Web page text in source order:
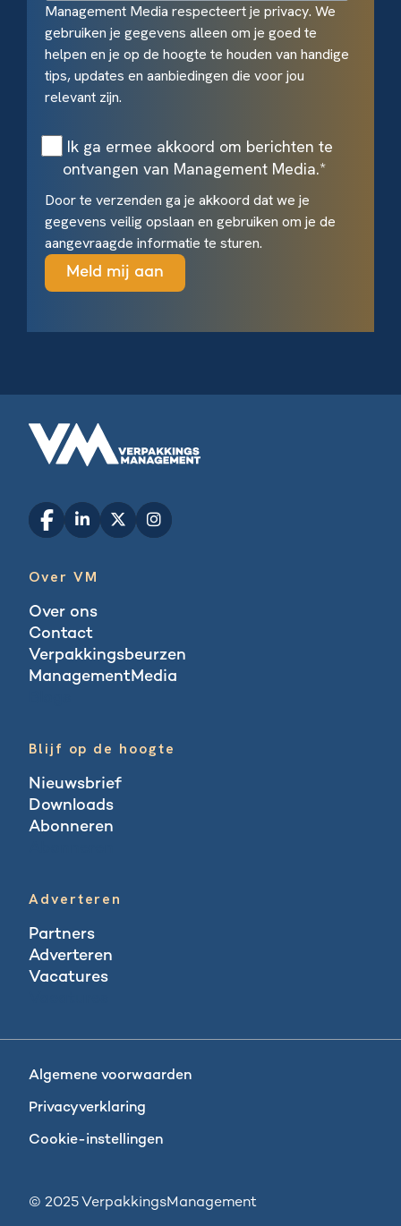
Management Media respecteert je privacy. We
gebruiken je gegevens alleen om je goed te
helpen en je op de hoogte te houden van handige
tips, updates en aanbiedingen die voor jou
relevant zijn.
Ik ga ermee akkoord om berichten te
ontvangen van Management Media.*
Door te verzenden ga je akkoord dat we je
gegevens veilig opslaan en gebruiken om je de
aangevraagde informatie te sturen.
Over VM
Over ons
Contact
Verpakkingsbeurzen
ManagementMedia
Blijf op de hoogte
Nieuwsbrief
Downloads
Abonneren
Adverteren
Partners
Adverteren
Vacatures
Algemene voorwaarden
Privacyverklaring
Cookie-instellingen
© 2025 VerpakkingsManagement